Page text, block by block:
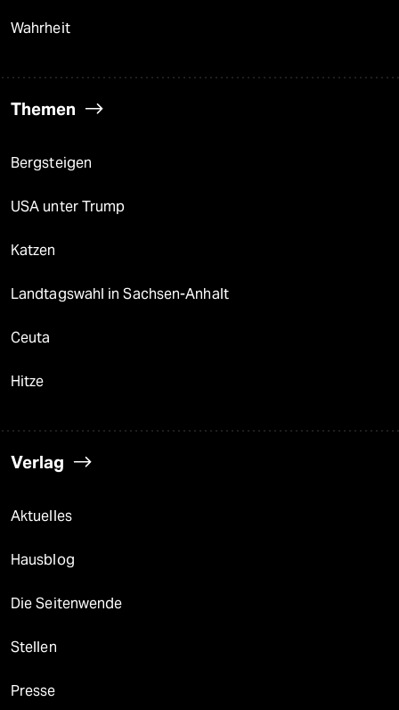
Wahrheit
Themen
Bergsteigen
USA unter Trump
Katzen
Landtagswahl in Sachsen-Anhalt
Ceuta
Hitze
Verlag
Aktuelles
Hausblog
Die Seitenwende
Stellen
Presse